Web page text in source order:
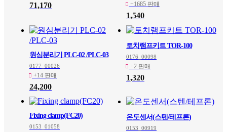
71,170 +1685 판매
1,540
원심분리기 PLC-02 /PLC-03
0177_00026
+14 판매
24,200
토치램프키트 TOR-100
0176_00098
+2 판매
1,320
Fixing clamp(FC20)
0153_01058
온도센서(스텐/테프론)
0153_00919